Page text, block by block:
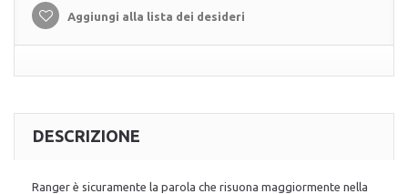
Aggiungi alla lista dei desideri
DESCRIZIONE
Ranger è sicuramente la parola che risuona maggiormente nella